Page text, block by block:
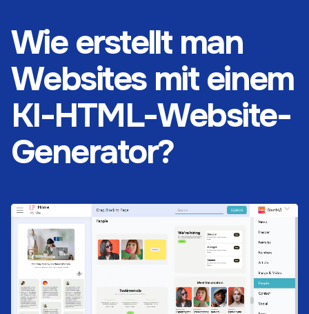
Wie erstellt man
Websites mit einem
KI-HTML-Website-
Generator?